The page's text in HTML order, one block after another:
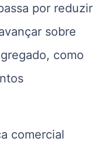
por reduzir
sobre
como
comercial